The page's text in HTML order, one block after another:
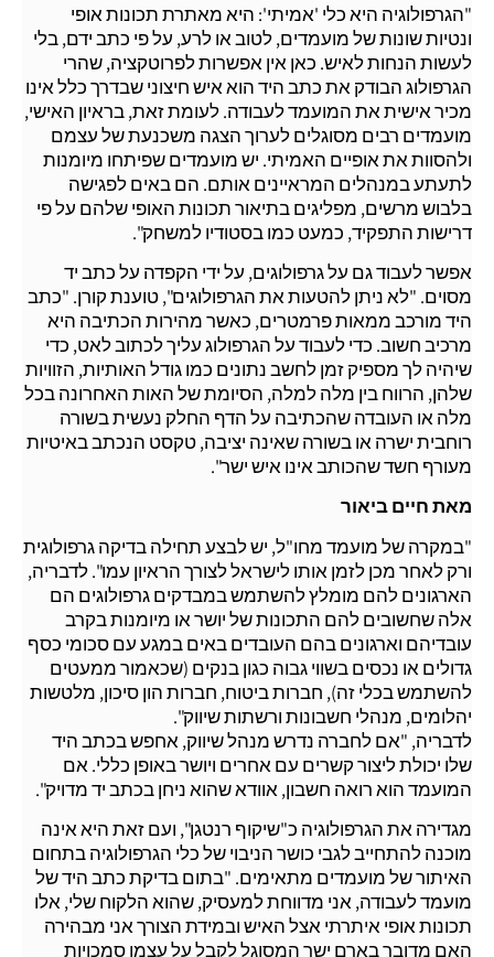
"הגרפולוגיה היא כלי 'אמיתי': היא מאתרת תכונות אופי
ונטיות שונות של מועמדים, לטוב או לרע, על פי כתב ידם, בלי
לעשות הנחות לאיש. כאן אין אפשרות לפרוטקציה, שהרי
הגרפולוג הבודק את כתב היד הוא איש חיצוני שבדרך כלל אינו
מכיר אישית את המועמד לעבודה. לעומת זאת, בראיון האישי,
מועמדים רבים מסוגלים לערוך הצגה משכנעת של עצמם
ולהסוות את אופיים האמיתי. יש מועמדים שפיתחו מיומנות
לתעתע במנהלים המראיינים אותם. הם באים לפגישה
בלבוש מרשים, מפליגים בתיאור תכונות האופי שלהם על פי
דרישות התפקיד, כמעט כמו בסטודיו למשחק".
אפשר לעבוד גם על גרפולוגים, על ידי הקפדה על כתב יד
מסוים. "לא ניתן להטעות את הגרפולוגים", טוענת קורן. "כתב
היד מורכב ממאות פרמטרים, כאשר מהירות הכתיבה היא
מרכיב חשוב. כדי לעבוד על הגרפולוג עליך לכתוב לאט, כדי
שיהיה לך מספיק זמן לחשב נתונים כמו גודל האותיות, הזוויות
שלהן, הרווח בין מלה למלה, הסיומת של האות האחרונה בכל
מלה או העובדה שהכתיבה על הדף החלק נעשית בשורה
רוחבית ישרה או בשורה שאינה יציבה, טקסט הנכתב באיטיות
מעורף חשד שהכותב אינו איש ישר".
מאת חיים ביאור
"במקרה של מועמד מחו"ל, יש לבצע תחילה בדיקה גרפולוגית
ורק לאחר מכן לזמן אותו לישראל לצורך הראיון עמו". לדבריה,
הארגונים להם מומלץ להשתמש במבדקים גרפולוגים הם
אלה שחשובים להם התכונות של יושר או מיומנות בקרב
עובדיהם וארגונים בהם העובדים באים במגע עם סכומי כסף
גדולים או נכסים בשווי גבוה כגון בנקים (שכאמור ממעטים
להשתמש בכלי זה), חברות ביטוח, חברות הון סיכון, מלטשות
יהלומים, מנהלי חשבונות ורשתות שיווק".
לדבריה, "אם לחברה נדרש מנהל שיווק, אחפש בכתב היד
שלו יכולת ליצור קשרים עם אחרים ויושר באופן כללי. אם
המועמד הוא רואה חשבון, אוודא שהוא ניחן בכתב יד מדויק".
מגדירה את הגרפולוגיה כ"שיקוף רנטגן", ועם זאת היא אינה
מוכנה להתחייב לגבי כושר הניבוי של כלי הגרפולוגיה בתחום
האיתור של מועמדים מתאימים. "בתום בדיקת כתב היד של
מועמד לעבודה, אני מדווחת למעסיק, שהוא הלקוח שלי, אלו
תכונות אופי איתרתי אצל האיש ובמידת הצורך אני מבהירה
האם מדובר בארם ישר המסוגל לקבל על עצמו סמכויות